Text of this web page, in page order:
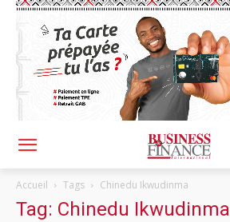
Accueil Tags Chinedu Ikwudinma
Tag: Chinedu Ikwudinma